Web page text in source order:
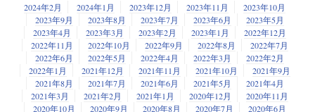
2024年2月 2024年1月 2023年12月 2023年11月
2023年10月
2023年9月
2023年8月 2023年7月 2023年6月
2023年5月
2023年4月
2023年3月 2023年2月 2023年1月
2022年12月
2022年11月
2022年10月 2022年9月 2022年8月
2022年7月
2022年6月
2022年5月 2022年4月 2022年3月
2022年2月
2022年1月
2021年12月 2021年11月 2021年10月
2021年9月
2021年8月
2021年7月 2021年6月 2021年5月
2021年4月
2021年3月
2021年2月 2021年1月 2020年12月
2020年11月
2020年10月
2020年9月 2020年8月 2020年7月
2020年6月